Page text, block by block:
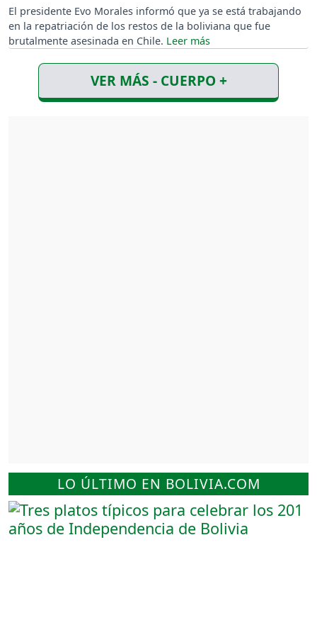
El presidente Evo Morales informó que ya se está trabajando
en la repatriación de los restos de la boliviana que fue
brutalmente asesinada en Chile.
VER MÁS - CUERPO +
LO ÚLTIMO EN BOLIVIA.COM